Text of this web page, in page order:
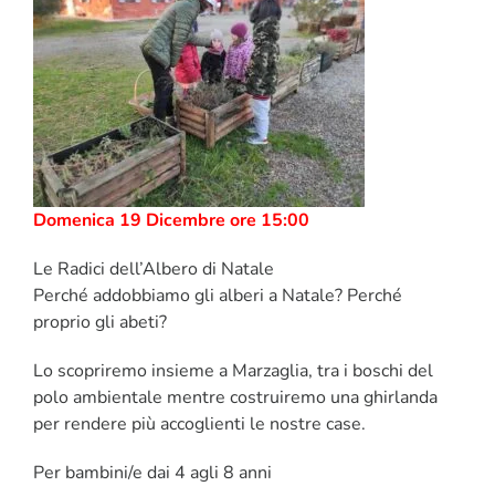
Domenica 19 Dicembre ore 15:00
Le Radici dell’Albero di Natale
Perché addobbiamo gli alberi a Natale? Perché
proprio gli abeti?
Lo scopriremo insieme a Marzaglia, tra i boschi del
polo ambientale mentre costruiremo una ghirlanda
per rendere più accoglienti le nostre case.
Per bambini/e dai 4 agli 8 anni